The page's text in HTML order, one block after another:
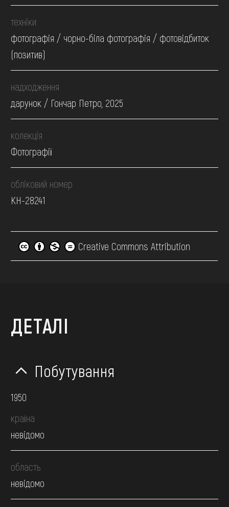
техніки
фотографія / чорно-біла фотографія / фотовідбиток
(позитив)
надходження
дарунок / Гончар Петро, 2025
колекція
Фотографії
обліковий номер
КН-28241
Creative Commons Attribution
ДЕТАЛІ
Побутування
1950
країна
невідомо
область
невідомо